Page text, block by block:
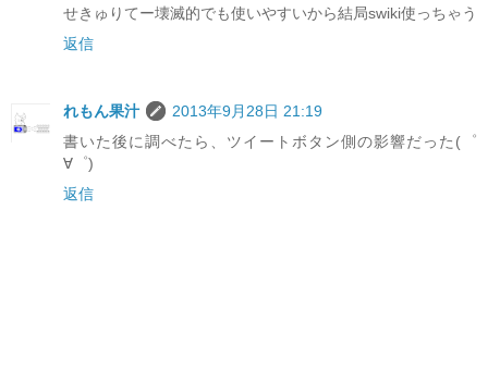
せきゅりてー壊滅的でも使いやすいから結局swiki使っちゃう
返信
れもん果汁
2013年9月28日 21:19
書いた後に調べたら、ツイートボタン側の影響だった(゜
∀゜)
返信